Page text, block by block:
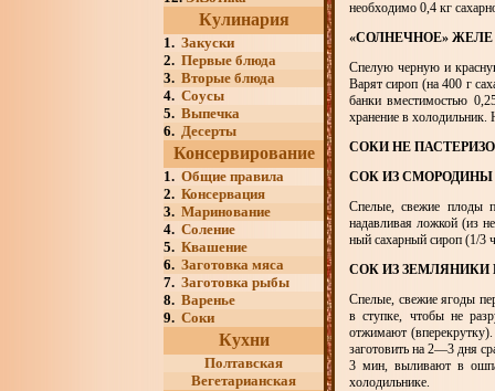
Кулинария
1. Закуски
2. Первые блюда
3. Вторые блюда
4. Соусы
5. Выпечка
6. Десерты
Консервирование
1. Общие правила
2. Консервация
3. Маринование
4. Соление
5. Квашение
6. Заготовка мяса
7. Заготовка рыбы
8. Варенье
9. Соки
Кухни
Полтавская
Вегетарианская
необходимо 0,4 кг
«СОЛНЕЧНОЕ» ЖЕЛЕ
Спелую черную и
Варят сироп (на 400 г
банки вместимостью
хранение в холодильник.
СОКИ НЕ
СОК ИЗ
Спелые, свежие плоды
надавливая ложкой (из
ный сахарный сироп (1/3
СОК ИЗ
Спелые, свежие ягоды
в ступке, чтобы не
отжимают
заготовить на 2—3 дня
3 мин, выливают в
холодильнике.